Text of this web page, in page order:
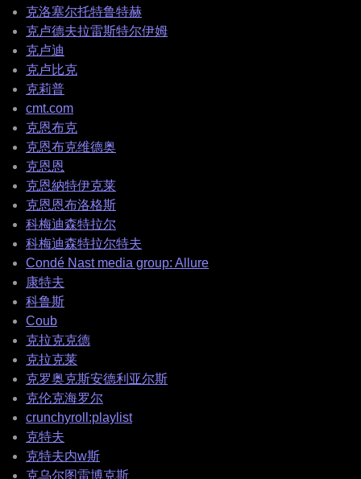
克洛塞尔托特鲁特赫
克卢德夫拉雷斯特尔伊姆
克卢迪
克卢比克
克莉普
cmt.com
克恩布克
克恩布克维德奥
克恩恩
克恩納特伊克莱
克恩恩布洛格斯
科梅迪森特拉尔
科梅迪森特拉尔特夫
Condé Nast media group: Allure
康特夫
科鲁斯
Coub
克拉克克德
克拉克莱
克罗奥克斯安德利亚尔斯
克伦克海罗尔
crunchyroll:playlist
克特夫
克特夫内w斯
克乌尔图雷博克斯